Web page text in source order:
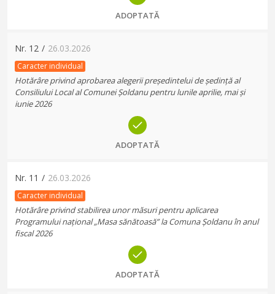
ADOPTATĂ
Nr. 12 / 26.03.2026
Caracter individual
Hotărâre privind aprobarea alegerii președintelui de ședință al
Consiliului Local al Comunei Șoldanu pentru lunile aprilie, mai și
iunie 2026
ADOPTATĂ
Nr. 11 / 26.03.2026
Caracter individual
Hotărâre privind stabilirea unor măsuri pentru aplicarea
Programului național „Masa sănătoasă” la Comuna Șoldanu în anul
fiscal 2026
ADOPTATĂ